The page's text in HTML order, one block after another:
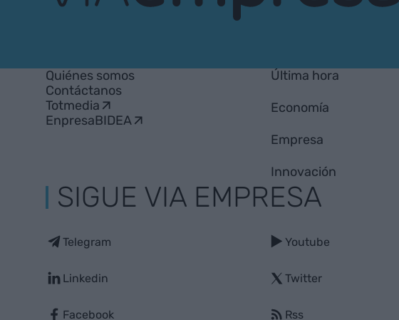
Quiénes somos
Contáctanos
Totmedia
EnpresaBIDEA
Última hora
Economía
Empresa
Innovación
SIGUE VIA EMPRESA
Telegram
Linkedin
Facebook
Youtube
Twitter
Rss